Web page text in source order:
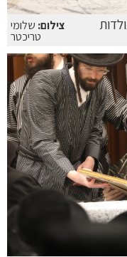
צילום: שלומי
טריכטר